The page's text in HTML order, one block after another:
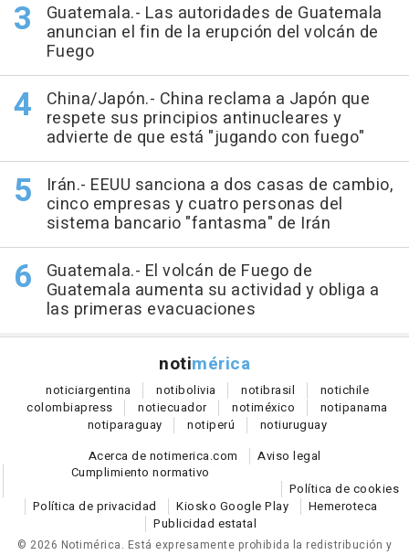
Guatemala.- Las autoridades de Guatemala
anuncian el fin de la erupción del volcán de
Fuego
China/Japón.- China reclama a Japón que
respete sus principios antinucleares y
advierte de que está "jugando con fuego"
Irán.- EEUU sanciona a dos casas de cambio,
cinco empresas y cuatro personas del
sistema bancario "fantasma" de Irán
Guatemala.- El volcán de Fuego de
Guatemala aumenta su actividad y obliga a
las primeras evacuaciones
notimérica
noticiargentina notibolivia notibrasil notichile
colombiapress notiecuador notiméxico notipanama
notiparaguay notiperú notiuruguay
Acerca de notimerica.com
Aviso legal
Cumplimiento normativo
Política de cookies
Política de privacidad
Kiosko Google Play
Hemeroteca
Publicidad estatal
© 2026 Notimérica. Está expresamente prohibida la redistribución y